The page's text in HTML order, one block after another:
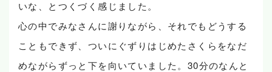
いな、とつくづく感じました。
心の中でみなさんに謝りながら、それでもどうする
こともできず、ついにぐずりはじめたさくらをなだ
めながらずっと下を向いていました。30分のなんと